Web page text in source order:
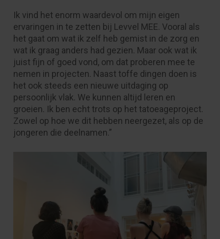
Ik vind het enorm waardevol om mijn eigen
ervaringen in te zetten bij Levvel MEE. Vooral als
het gaat om wat ik zelf heb gemist in de zorg en
wat ik graag anders had gezien. Maar ook wat ik
juist fijn of goed vond, om dat proberen mee te
nemen in projecten. Naast toffe dingen doen is
het ook steeds een nieuwe uitdaging op
persoonlijk vlak. We kunnen altijd leren en
groeien. Ik ben echt trots op het tatoeageproject.
Zowel op hoe we dit hebben neergezet, als op de
jongeren die deelnamen.”